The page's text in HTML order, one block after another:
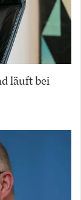
läuft bei